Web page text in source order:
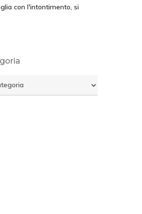
con l'intontimento, si